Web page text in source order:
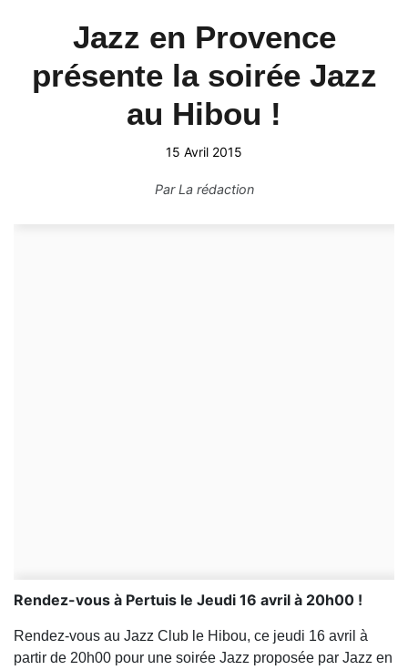
Jazz en Provence
présente la soirée Jazz
au Hibou !
15 Avril 2015
ParLa rédaction
Rendez-vous à Pertuis le Jeudi 16 avril à 20h00 !
Rendez-vous au Jazz Club le Hibou, ce jeudi 16 avril à
partir de 20h00 pour une soirée Jazz proposée par Jazz en